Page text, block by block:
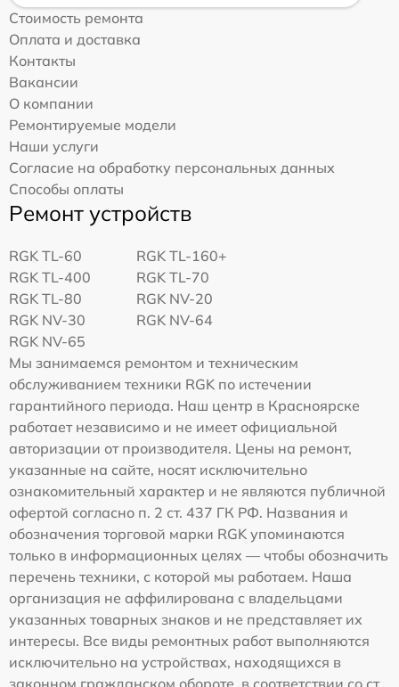
Стоимость ремонта
Оплата и доставка
Контакты
Вакансии
О компании
Ремонтируемые модели
Наши услуги
Согласие на обработку персональных данных
Способы оплаты
Ремонт устройств
RGK TL-60
RGK TL-160+
RGK TL-400
RGK TL-70
RGK TL-80
RGK NV-20
RGK NV-30
RGK NV-64
RGK NV-65
Мы занимаемся ремонтом и техническим
обслуживанием техники RGK по истечении
гарантийного периода. Наш центр в Красноярске
работает независимо и не имеет официальной
авторизации от производителя. Цены на ремонт,
указанные на сайте, носят исключительно
ознакомительный характер и не являются публичной
офертой согласно п. 2 ст. 437 ГК РФ. Названия и
обозначения торговой марки RGK упоминаются
только в информационных целях — чтобы обозначить
перечень техники, с которой мы работаем. Наша
организация не аффилирована с владельцами
указанных товарных знаков и не представляет их
интересы. Все виды ремонтных работ выполняются
исключительно на устройствах, находящихся в
законном гражданском обороте, в соответствии со ст.